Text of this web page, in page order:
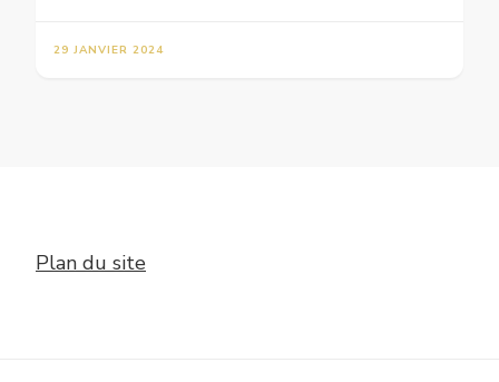
29 JANVIER 2024
Plan du site